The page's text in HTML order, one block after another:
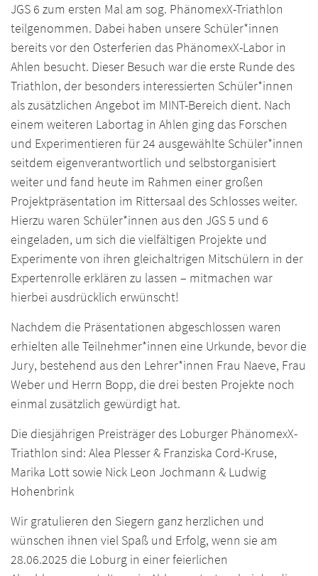
JGS 6 zum ersten Mal am sog. PhänomexX-Triathlon
teilgenommen. Dabei haben unsere Schüler*innen
bereits vor den Osterferien das PhänomexX-Labor in
Ahlen besucht. Dieser Besuch war die erste Runde des
Triathlon, der besonders interessierten Schüler*innen
als zusätzlichen Angebot im MINT-Bereich dient. Nach
einem weiteren Labortag in Ahlen ging das Forschen
und Experimentieren für 24 ausgewählte Schüler*innen
seitdem eigenverantwortlich und selbstorganisiert
weiter und fand heute im Rahmen einer großen
Projektpräsentation im Rittersaal des Schlosses weiter.
Hierzu waren Schüler*innen aus den JGS 5 und 6
eingeladen, um sich die vielfältigen Projekte und
Experimente von ihren gleichaltrigen Mitschülern in der
Expertenrolle erklären zu lassen – mitmachen war
hierbei ausdrücklich erwünscht!
Nachdem die Präsentationen abgeschlossen waren
erhielten alle Teilnehmer*innen eine Urkunde, bevor die
Jury, bestehend aus den Lehrer*innen Frau Naeve, Frau
Weber und Herrn Bopp, die drei besten Projekte noch
einmal zusätzlich gewürdigt hat.
Die diesjährigen Preisträger des Loburger PhänomexX-
Triathlon sind: Alea Plesser & Franziska Cord-Kruse,
Marika Lott sowie Nick Leon Jochmann & Ludwig
Hohenbrink
Wir gratulieren den Siegern ganz herzlichen und
wünschen ihnen viel Spaß und Erfolg, wenn sie am
28.06.2025 die Loburg in einer feierlichen